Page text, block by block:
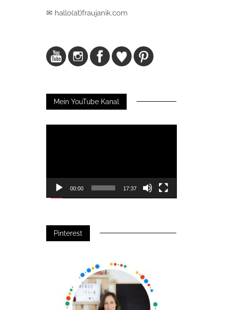
✉ hallo(at)fraujanik.com
Mein YouTube Kanal
00:00 17:37
Pinterest